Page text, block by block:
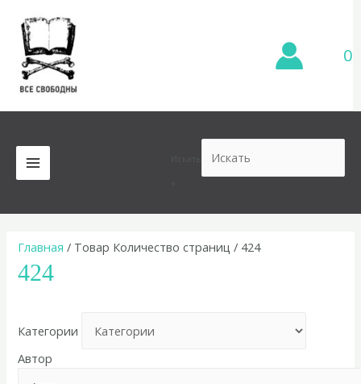
содержимому
0
MAIN
MENU
Главная / Товар Количество страниц / 424
424
Категории
Автор